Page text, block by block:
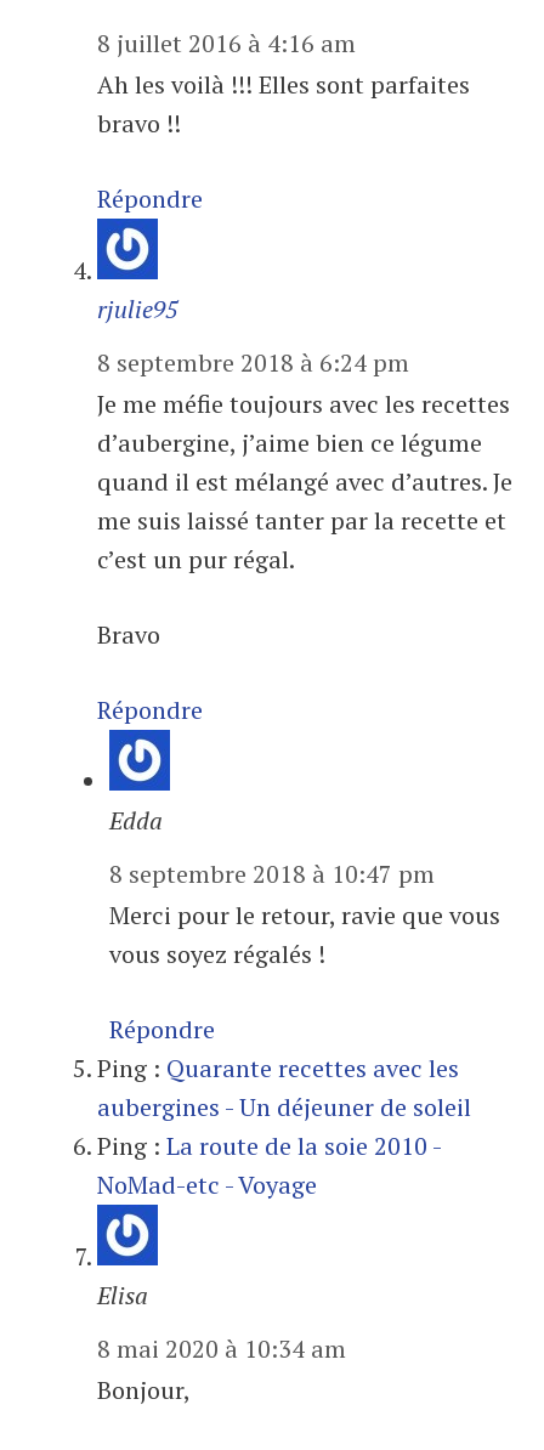
8 juillet 2016 à 4:16 am
Ah les voilà !!! Elles sont parfaites
bravo !!
Répondre
rjulie95
8 septembre 2018 à 6:24 pm
Je me méfie toujours avec les recettes
d’aubergine, j’aime bien ce légume
quand il est mélangé avec d’autres. Je
me suis laissé tanter par la recette et
c’est un pur régal.
Bravo
Répondre
Edda
8 septembre 2018 à 10:47 pm
Merci pour le retour, ravie que vous
vous soyez régalés !
Répondre
Ping : Quarante recettes avec les
aubergines - Un déjeuner de soleil
Ping : La route de la soie 2010 -
NoMad-etc - Voyage
Elisa
8 mai 2020 à 10:34 am
Bonjour,